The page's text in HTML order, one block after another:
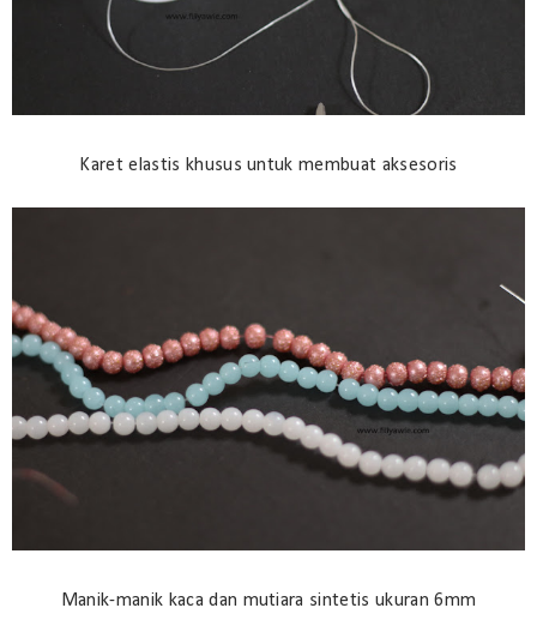
Karet elastis khusus untuk membuat aksesoris
Manik-manik kaca dan mutiara sintetis ukuran 6mm